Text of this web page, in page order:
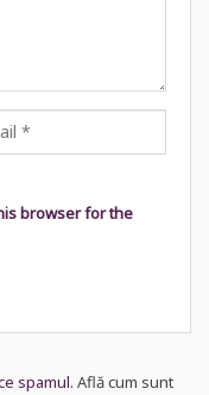
browser for the
spamul. Află cum sunt